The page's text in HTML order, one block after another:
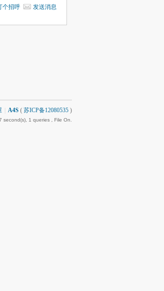
个招呼
发送消息
A4S ( 苏ICP备12080535 )
second(s), 1 queries , File On.